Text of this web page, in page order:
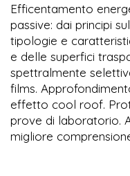
Efficentamento
passive: dai principi
tipologie e
e delle superfici
spettralmente
films.
effetto cool roof.
prove di laboratorio.
migliore